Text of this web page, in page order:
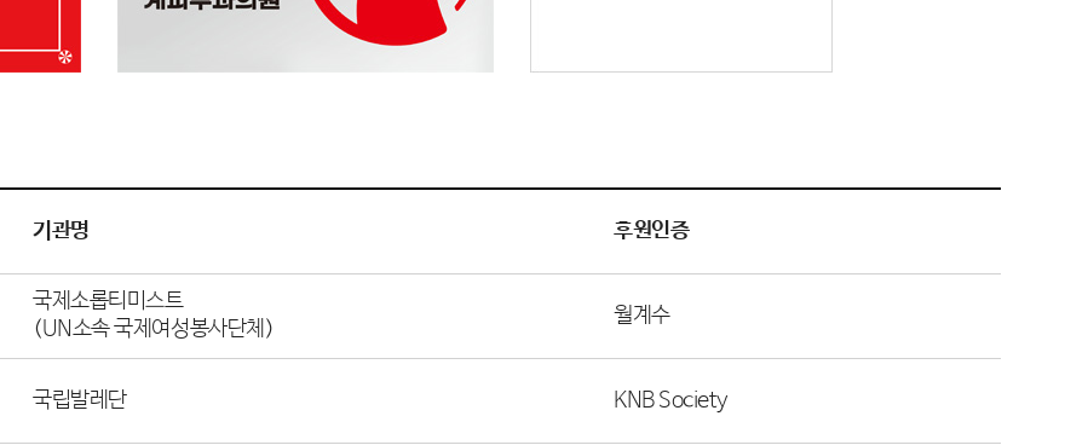
기관명 후원인증
국제소롭티미스트
(UN소속 국제여성봉사단체)
월계수
국립발레단 KNB Society